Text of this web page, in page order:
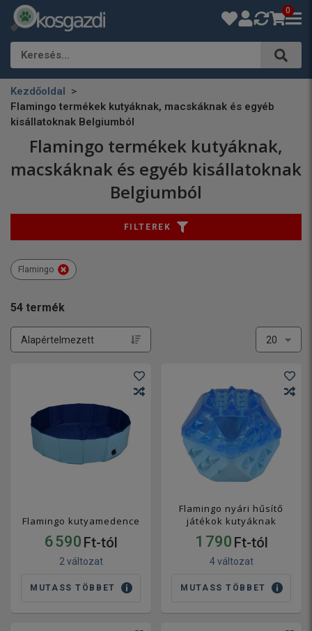
0
Keresés…
Kezdőoldal
Flamingo termékek kutyáknak, macskáknak és egyéb
kisállatoknak Belgiumból
Flamingo termékek kutyáknak,
macskáknak és egyéb kisállatoknak
Belgiumból
54 termék
FILTEREK
Flamingo
Flamingo kutyamedence
6 590 Ft-tól
2 változat
MUTASS TÖBBET
Flamingo nyári hűsítő
játékok kutyáknak
1 790 Ft-tól
4 változat
MUTASS TÖBBET